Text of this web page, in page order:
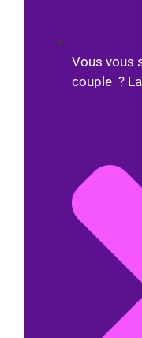
Vous vous
couple ?